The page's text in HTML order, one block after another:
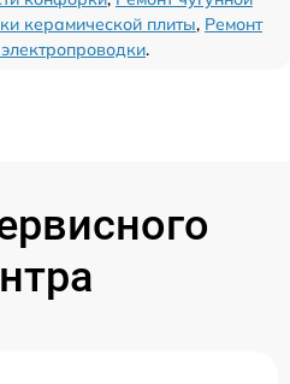
керамической плиты, Ремонт
.